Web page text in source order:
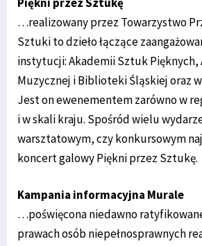
…realizowany przez Towarzystwo
Sztuki to dzieło łączące
instytucji: Akademii Sztuk Pięknych,
Muzycznej i Biblioteki Śląskiej oraz
Jest on ewenementem zarówno w
i w skali kraju. Spośród wielu
warsztatowym, czy konkursowym
koncert galowy Piękni przez Sztukę.
Kampania informacyjna Murale
…poświęcona niedawno
prawach osób niepełnosprawnych